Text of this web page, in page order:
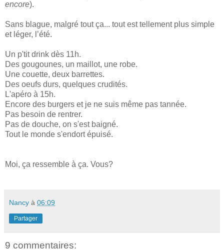
encore).
Sans blague, malgré tout ça... tout est tellement plus simple
et léger, l’été.
Un p'tit drink dès 11h.
Des gougounes, un maillot, une robe.
Une couette, deux barrettes.
Des oeufs durs, quelques crudités.
L'apéro à 15h.
Encore des burgers et je ne suis même pas tannée.
Pas besoin de rentrer.
Pas de douche, on s'est baigné.
Tout le monde s'endort épuisé.
Moi, ça ressemble à ça. Vous?
Nancy à 06:09
Partager
9 commentaires: